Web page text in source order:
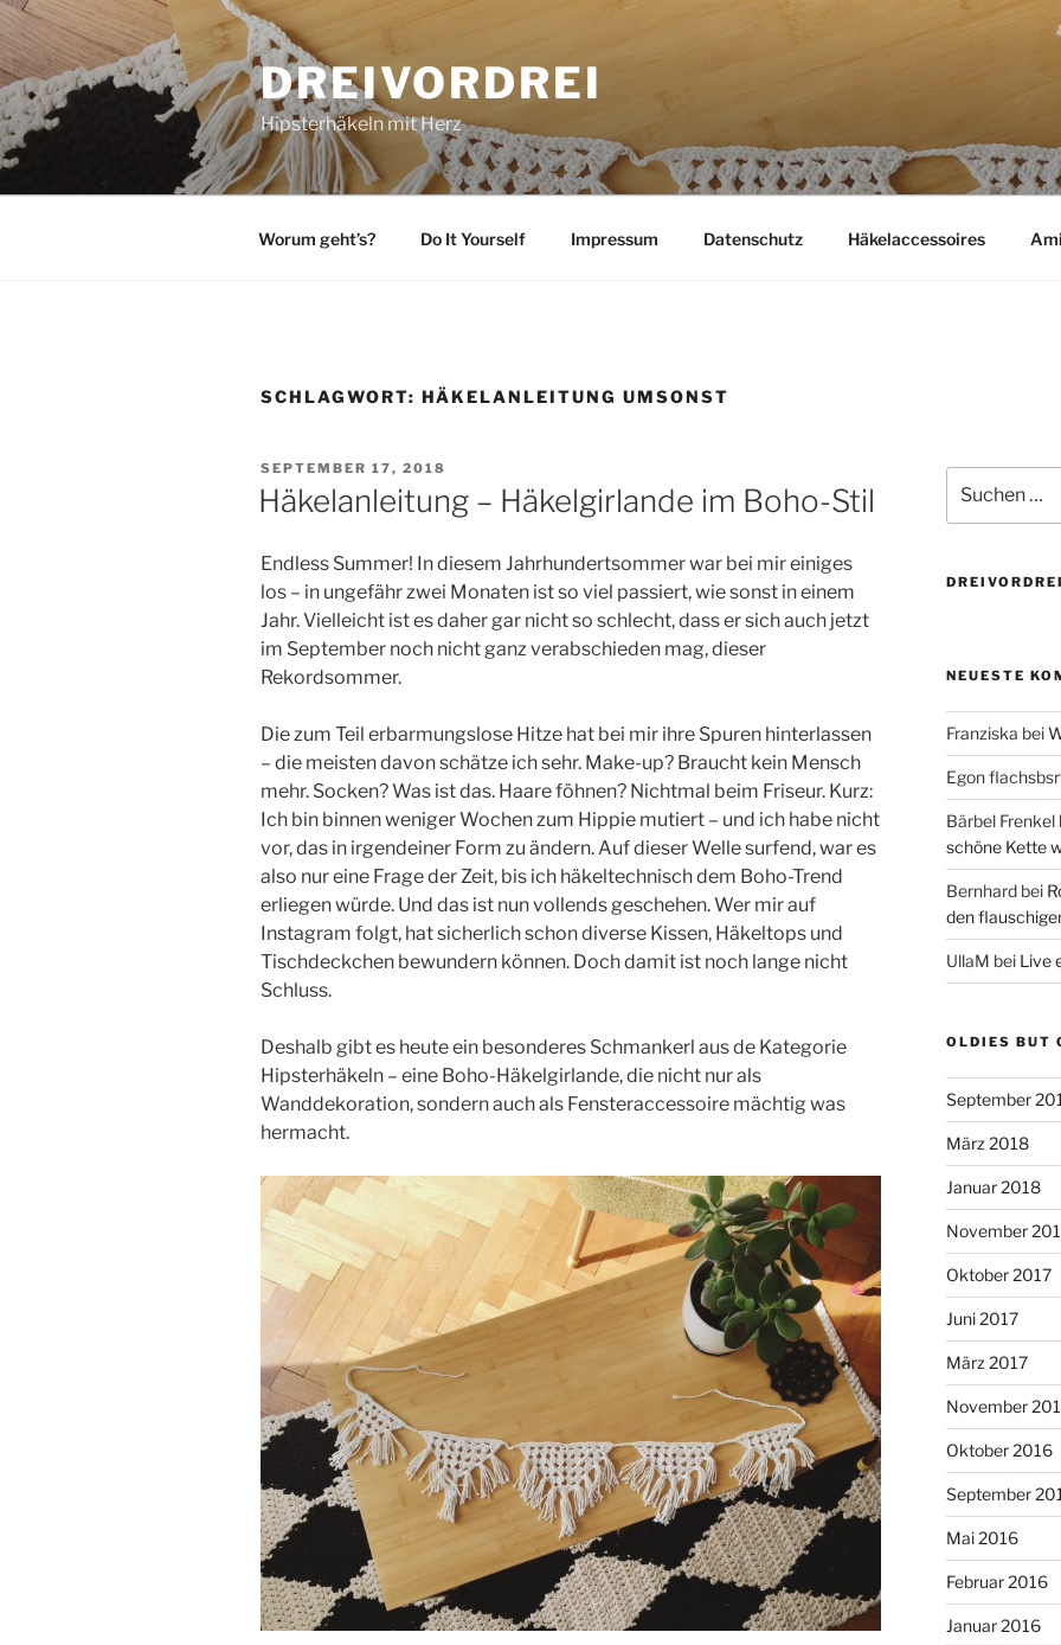
Zum
Inhalt
springen
DREIVORDREI
Hipsterhäkeln mit Herz
Worum geht’s? Do It Yourself Impressum Datenschutz Häkelaccessoires
SCHLAGWORT: HÄKELANLEITUNG UMSONST
VERÖFFENTLICHT
AM
SEPTEMBER 17, 2018
Häkelanleitung – Häkelgirlande im Boho-Stil
Endless Summer! In diesem Jahrhundertsommer war bei mir einiges
los – in ungefähr zwei Monaten ist so viel passiert, wie sonst in einem
Jahr. Vielleicht ist es daher gar nicht so schlecht, dass er sich auch jetzt
im September noch nicht ganz verabschieden mag, dieser
Rekordsommer.
Die zum Teil erbarmungslose Hitze hat bei mir ihre Spuren hinterlassen
– die meisten davon schätze ich sehr. Make-up? Braucht kein Mensch
mehr. Socken? Was ist das. Haare föhnen? Nichtmal beim Friseur. Kurz:
Ich bin binnen weniger Wochen zum Hippie mutiert – und ich habe nicht
vor, das in irgendeiner Form zu ändern. Auf dieser Welle surfend, war es
also nur eine Frage der Zeit, bis ich häkeltechnisch dem Boho-Trend
erliegen würde. Und das ist nun vollends geschehen. Wer mir auf
Instagram folgt, hat sicherlich schon diverse Kissen, Häkeltops und
Tischdeckchen bewundern können. Doch damit ist noch lange nicht
Schluss.
Deshalb gibt es heute ein besonderes Schmankerl aus de Kategorie
Hipsterhäkeln – eine Boho-Häkelgirlande, die nicht nur als
Wanddekoration, sondern auch als Fensteraccessoire mächtig was
hermacht.
nach:
NEUESTE
Franziska bei
Egon
Bärbel Frenkel
schöne Kette
Bernhardbei
den
UllaM bei Live
OLDIES BUT
September
März 2018
Januar 2018
November
Oktober 2017
Juni 2017
März 2017
November
Oktober 2016
September
Mai 2016
Februar 2016
Januar 2016